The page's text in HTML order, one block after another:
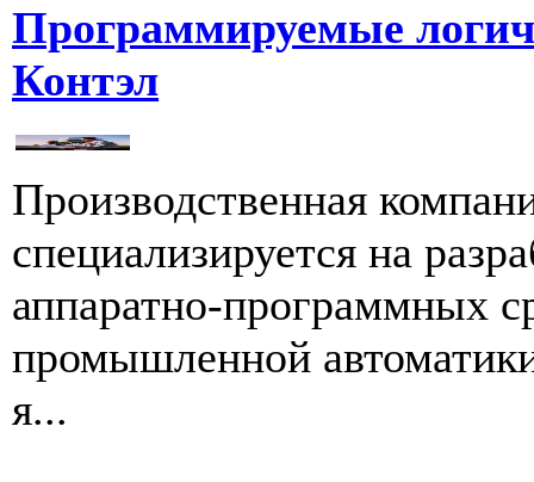
Программируемые
Контэл
Производственная
специализируется на
аппаратно-программных
промышленной
я...